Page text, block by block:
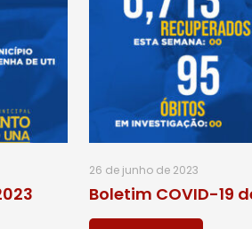
26 de junho de 2023
Boletim COVID-19